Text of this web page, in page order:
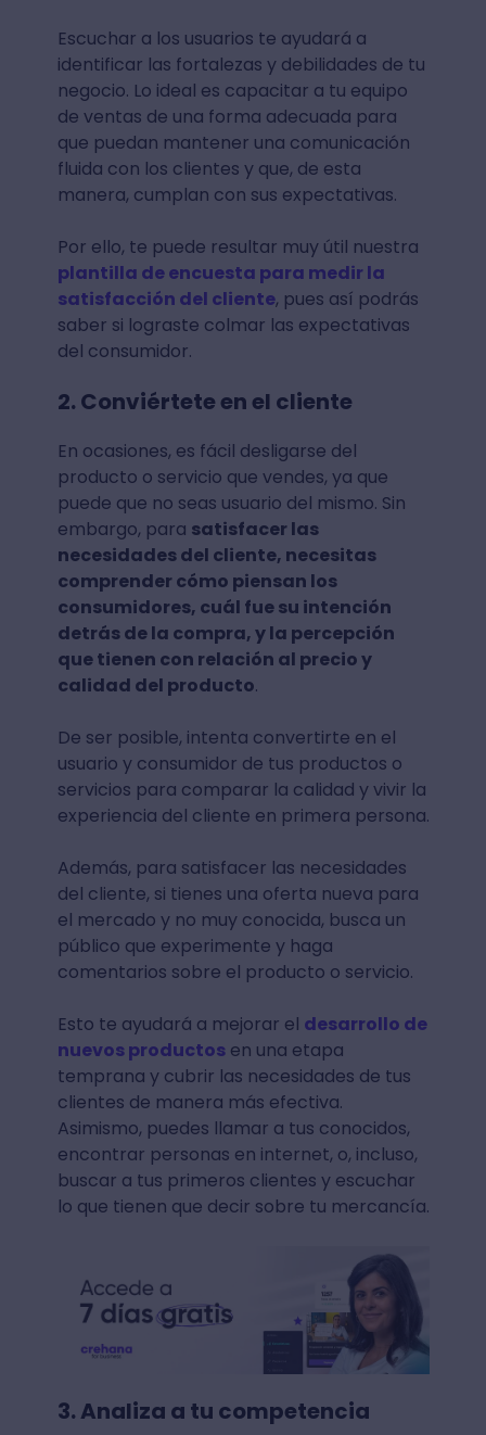
Escuchar a los usuarios te ayudará a
identificar las fortalezas y debilidades de tu
negocio. Lo ideal es capacitar a tu equipo
de ventas de una forma adecuada para
que puedan mantener una comunicación
fluida con los clientes y que, de esta
manera, cumplan con sus expectativas.
Por ello, te puede resultar muy útil nuestra
plantilla de encuesta para medir la
satisfacción del cliente, pues así podrás
saber si lograste colmar las expectativas
del consumidor.
2. Conviértete en el cliente
En ocasiones, es fácil desligarse del
producto o servicio que vendes, ya que
puede que no seas usuario del mismo. Sin
embargo, para satisfacer las
necesidades del cliente, necesitas
comprender cómo piensan los
consumidores, cuál fue su intención
detrás de la compra, y la percepción
que tienen con relación al precio y
calidad del producto.
De ser posible, intenta convertirte en el
usuario y consumidor de tus productos o
servicios para comparar la calidad y vivir la
experiencia del cliente en primera persona.
Además, para satisfacer las necesidades
del cliente, si tienes una oferta nueva para
el mercado y no muy conocida, busca un
público que experimente y haga
comentarios sobre el producto o servicio.
Esto te ayudará a mejorar el desarrollo de
nuevos productosen una etapa
temprana y cubrir las necesidades de tus
clientes de manera más efectiva.
Asimismo, puedes llamar a tus conocidos,
encontrar personas en internet, o, incluso,
buscar a tus primeros clientes y escuchar
lo que tienen que decir sobre tu mercancía.
3. Analiza a tu competencia